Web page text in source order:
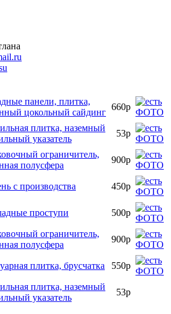
панели, плитка,
цокольный сайдинг
660р
плитка, наземный
указатель
53р
ограничитель,
полусфера
900р
с производства 450р
проступи 500р
ограничитель,
полусфера
900р
плитка, брусчатка 550р
плитка, наземный
указатель
53р